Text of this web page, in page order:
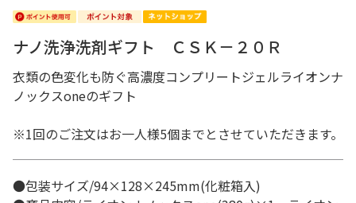
ナノ洗浄洗剤ギフト ＣＳＫ－２０Ｒ
衣類の色変化も防ぐ高濃度コンプリートジェルライオンナ
ノックスoneのギフト
※1回のご注文はお一人様5個までとさせていただきます。
●包装サイズ/94×128×245mm(化粧箱入)